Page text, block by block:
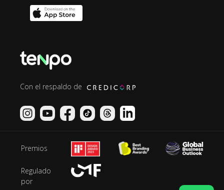
Con el respaldo de
Premios
Regulado
por